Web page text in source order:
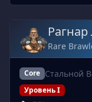
Rare
Core Стальной
Уровень I